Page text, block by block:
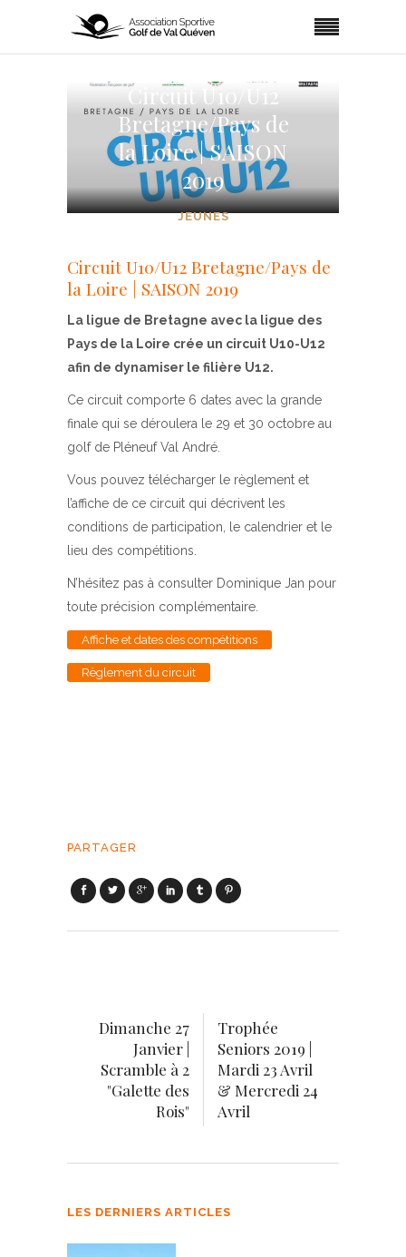
Circuit U10/U12
Bretagne/Pays de
la Loire | SAISON
2019
JEUNES
Circuit U10/U12 Bretagne/Pays de
la Loire | SAISON 2019
La ligue de Bretagne avec la ligue des
Pays de la Loire crée un circuit U10-U12
afin de dynamiser le filière U12.
Ce circuit comporte 6 dates avec la grande
finale qui se déroulera le 29 et 30 octobre au
golf de Pléneuf Val André.
Vous pouvez télécharger le règlement et
l’affiche de ce circuit qui décrivent les
conditions de participation, le calendrier et le
lieu des compétitions.
N’hésitez pas à consulter Dominique Jan pour
toute précision complémentaire.
Affiche et dates des compétitions
Règlement du circuit
PARTAGER
Dimanche 27
Janvier |
Scramble à 2
"Galette des
Rois"
Trophée
Seniors 2019 |
Mardi 23 Avril
& Mercredi 24
Avril
LES DERNIERS ARTICLES